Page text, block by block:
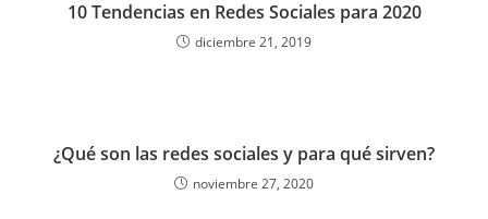
10 Tendencias en Redes Sociales para 2020
diciembre 21, 2019
¿Qué son las redes sociales y para qué sirven?
noviembre 27, 2020